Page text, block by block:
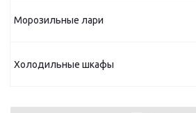
Морозильные лари
Холодильные шкафы